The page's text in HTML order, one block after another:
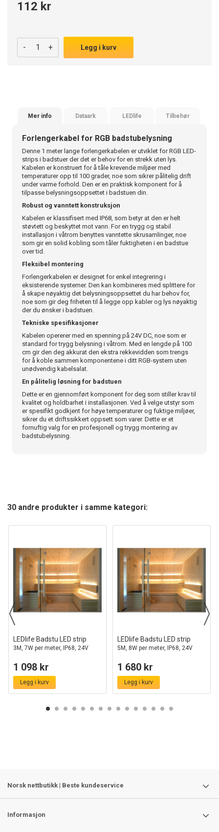
112 kr
- + Legg i kurv
Mer info Dataark LEDlife Tilbehør
Forlengerkabel for RGB badstubelysning
Denne 1 meter lange forlengerkabelen er utviklet for RGB LED-
strips i badstuer der det er behov for en strekk uten lys.
Kabelen er konstruert for å tåle krevende miljøer med
temperaturer opp til 100 grader, noe som sikrer pålitelig drift
under varme forhold. Den er en praktisk komponent for å
tilpasse belysningsoppsettet i badstuen din.
Robust og vanntett konstruksjon
Kabelen er klassifisert med IP68, som betyr at den er helt
støvtett og beskyttet mot vann. For en trygg og stabil
installasjon i våtrom benyttes vanntette skrusamlinger, noe
som gir en solid kobling som tåler fuktigheten i en badstue
over tid.
Fleksibel montering
Forlengerkabelen er designet for enkel integrering i
eksisterende systemer. Den kan kombineres med splittere for
å skape nøyaktig det belysningsoppsettet du har behov for,
noe som gir deg friheten til å legge opp kabler og lys nøyaktig
der du ønsker i badstuen.
Tekniske spesifikasjoner
Kabelen opererer med en spenning på 24V DC, noe som er
standard for trygg belysning i våtrom. Med en lengde på 100
cm gir den deg akkurat den ekstra rekkevidden som trengs
for å koble sammen komponentene i ditt RGB-system uten
unødvendig kabelsalat.
En pålitelig løsning for badstuen
Dette er en gjennomført komponent for deg som stiller krav til
kvalitet og holdbarhet i installasjonen. Ved å velge utstyr som
er spesifikt godkjent for høye temperaturer og fuktige miljøer,
sikrer du et driftssikkert oppsett som varer. Dette er et
fornuftig valg for en profesjonell og trygg montering av
badstubelysning.
30 andre produkter i samme kategori:
LEDlife Badstu LED strip
3M, 7W per meter, IP68, 24V
1 098 kr
Legg i kurv
LEDlife Badstu LED strip
5M, 8W per meter, IP68, 24V
1 680 kr
Legg i kurv
Norsk nettbutikk | Beste kundeservice
Informasjon